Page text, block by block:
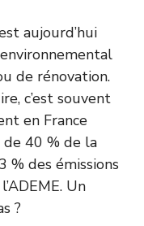
aujourd’hui
de rénovation.
c’est souvent
en France
40 % de la
% des émissions
Un
?